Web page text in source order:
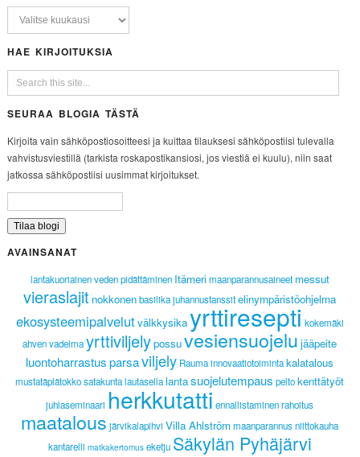
HAE KIRJOITUKSIA
SEURAA BLOGIA TÄSTÄ
Kirjoita vain sähköpostiosoitteesi ja kuittaa tilauksesi sähköpostiisi tulevalla
vahvistusviestillä (tarkista roskapostikansiosi, jos viestiä ei kuulu), niin saat
jatkossa sähköpostiisi uusimmat kirjoitukset.
AVAINSANAT
lantakuoriainenveden pidättäminen Itämerimaanparannusaineet messut
vieraslajit nokkonen basilikajuhannustanssit elinympäristöohjelma
ekosysteemipalvelutvälkkysikayrttiresepti kokemäki
ahven vadelmayrttiviljelypossuvesiensuojelu jääpeite
luontoharrastus parsaviljely Raumainnovaatiotoimintakalatalous
mustatäplätokko satakunta lautasellalantasuojelutempaus pelto kenttätyöt
juhlaseminaari herkkutatti ennallistaminen rahoitus
maatalous järvikalapihvi Villa Ahlström maanparannus niittokauha
kantarelli matkakertomus eketju Säkylän Pyhäjärvi